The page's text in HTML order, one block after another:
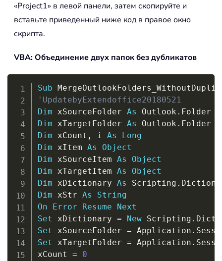
«Project1» в левой панели, затем скопируйте и
вставьте приведенный ниже код в правое окно
скрипта.
VBA: Объединение двух папок без дубликатов
Sub
'UpdatebyExtendoffice20180521
Dim xSourceFolder As Outlook .
Dim xTargetFolder As Outlook .
Dim xCount , i As
Long
Dim xItem As
Object
Dim xSourceItem As
Object
Dim xTargetItem As
Object
Dim xDictionary As Scripting .
Dim xStr As
String
On
Error Resume
Next
Set xDictionary = New Scripting .
Set xSourceFolder = Application .
Set xTargetFolder = Application .
xCount =
0
Copy